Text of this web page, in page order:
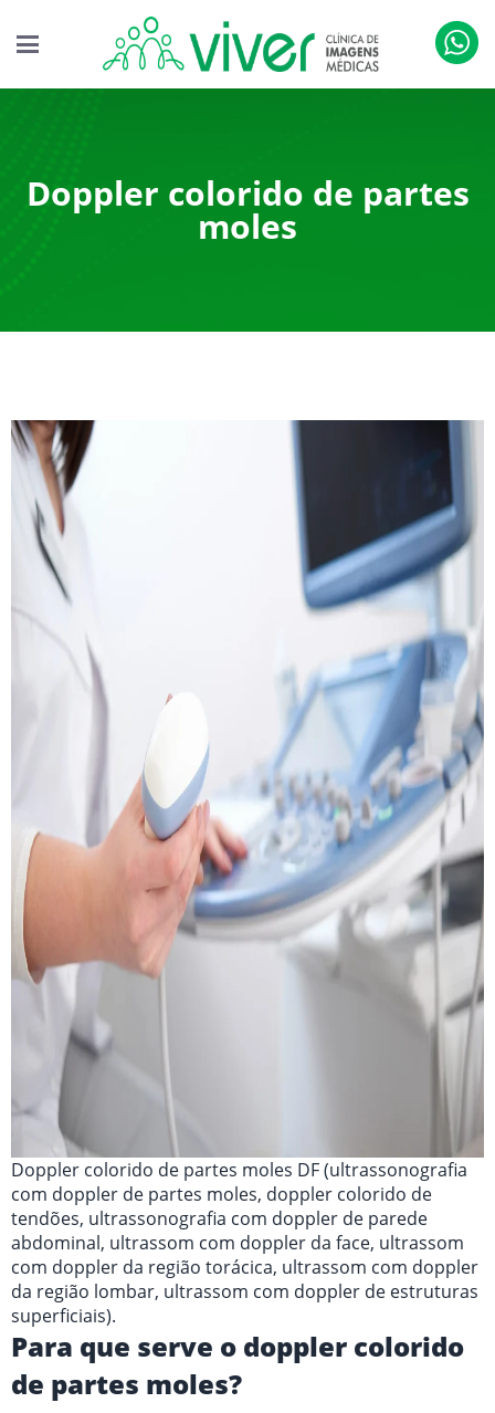
Doppler colorido de partes
moles
Doppler colorido de partes moles DF (ultrassonografia
com doppler de partes moles, doppler colorido de
tendões, ultrassonografia com doppler de parede
abdominal, ultrassom com doppler da face, ultrassom
com doppler da região torácica, ultrassom com doppler
da região lombar, ultrassom com doppler de estruturas
superficiais).
Para que serve o doppler colorido
de partes moles?